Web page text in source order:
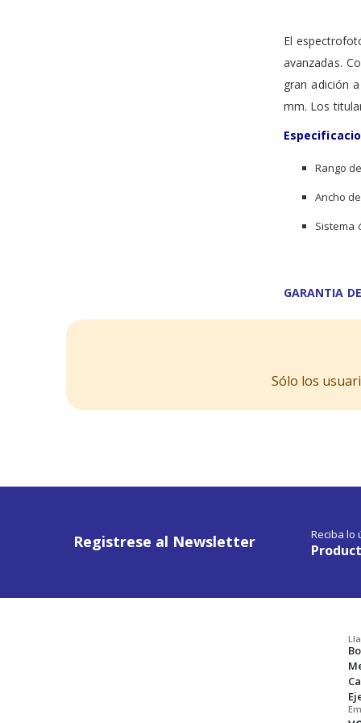
El
avanzadas.
gran adición
mm. Los
Rango
Ancho
Sistema
GARANTIA
Sólo los
Registrese al Newsletter Reciba lo